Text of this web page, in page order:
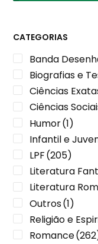
CATEGORIAS
Banda
Biografias e
Ciências
Ciências
Humor(1)
Infantil e
LPF(205)
Literatura
Literatura
Outros(1)
Religião e
Romance